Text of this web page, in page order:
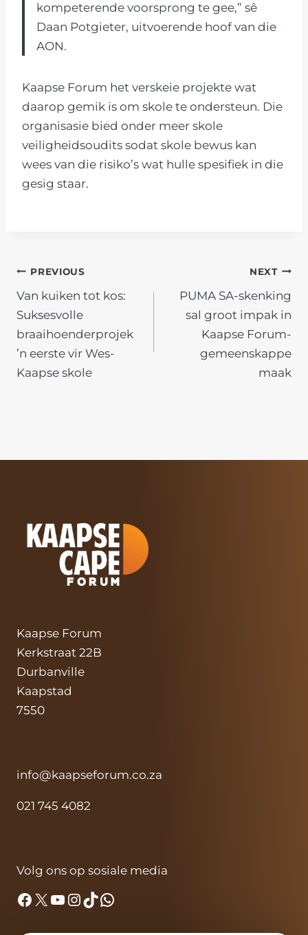
kompeterende voorsprong te gee,” sê
Daan Potgieter, uitvoerende hoof van die
AON.
Kaapse Forum het verskeie projekte wat
daarop gemik is om skole te ondersteun. Die
organisasie bied onder meer skole
veiligheidsoudits sodat skole bewus kan
wees van die risiko’s wat hulle spesifiek in die
gesig staar.
POST
NAVIGATION
PREVIOUS
Van kuiken tot kos:
Suksesvolle
braaihoenderprojek
’n eerste vir Wes-
Kaapse skole
NEXT
PUMA SA-skenking
sal groot impak in
Kaapse Forum-
gemeenskappe
maak
Kaapse Forum
Kerkstraat 22B
Durbanville
Kaapstad
7550
info@kaapseforum.co.za
021 745 4082
Volg ons op sosiale media
Facebook
X YouTube
Instagram
TikTok
WhatsApp